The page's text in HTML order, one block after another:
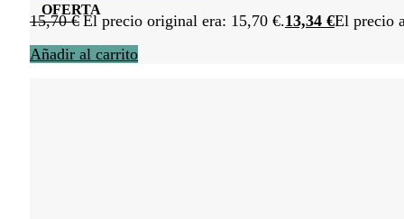
OFERTA
15,70€ El precio original era: 15,70 €.13,34 €El precio
Añadir al carrito